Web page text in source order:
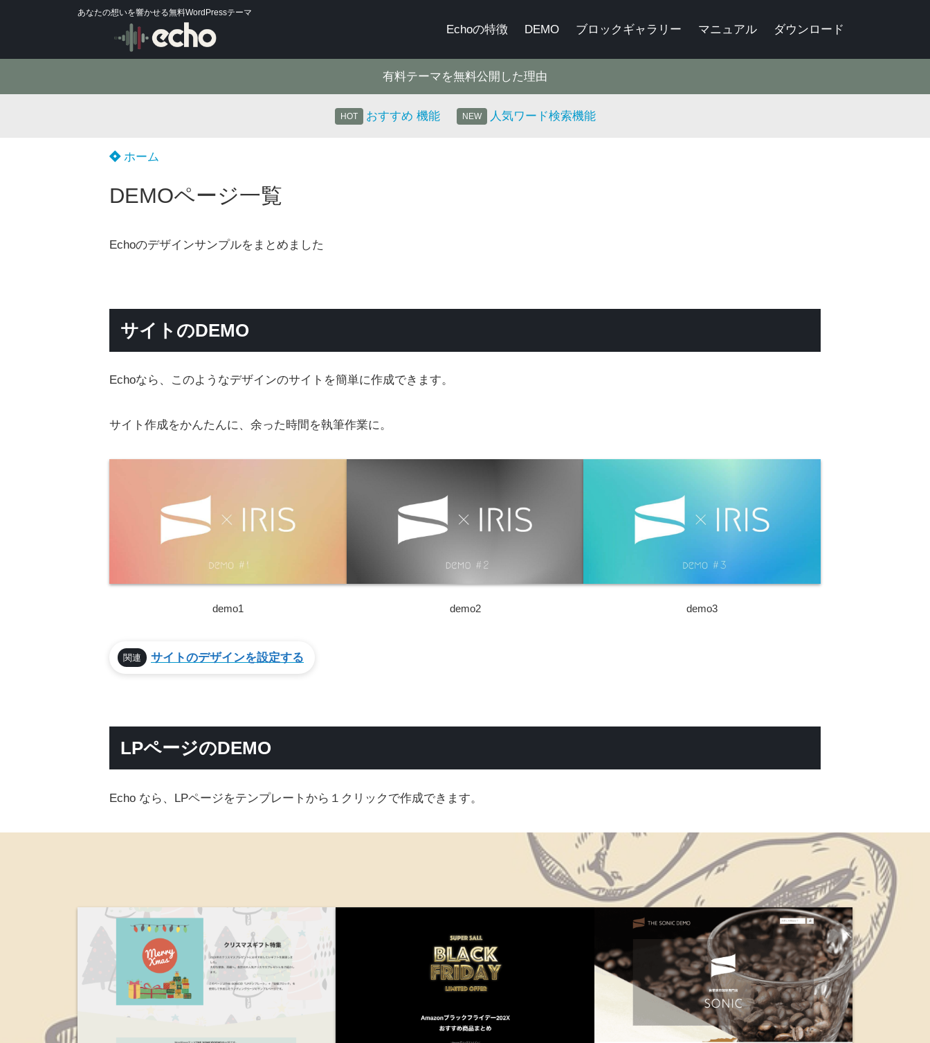
あなたの想いを響かせる無料WordPressテーマ
Echoの特徴 DEMO ブロックギャラリー マニュアル ダウンロード
有料テーマを無料公開した理由
おすすめ 機能 人気ワード検索機能
ホーム
DEMOページ一覧
Echoのデザインサンプルをまとめました
サイトのDEMO
Echoなら、このようなデザインのサイトを簡単に作成できます。
サイト作成をかんたんに、余った時間を執筆作業に。
demo1 demo2 demo3
関連 サイトのデザインを設定する
LPページのDEMO
Echo なら、LPページをテンプレートから１クリックで作成できます。